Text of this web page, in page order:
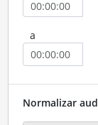
a
Normalizar